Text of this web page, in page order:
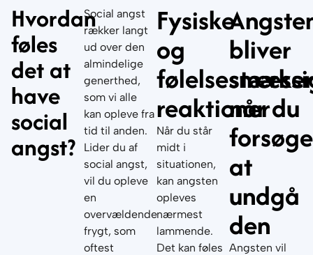
Hvordan
føles
det at
have
social
angst?
Social angst
rækker langt
ud over den
almindelige
generthed,
som vi alle
kan opleve fra
tid til anden.
Lider du af
social angst,
vil du opleve
en
overvældende
frygt, som
oftest
Fysiske
og
reaktioner
Når du står
midt i
situationen,
kan angsten
opleves
nærmest
lammende.
Det kan føles
bliver
når du
at
undgå
den
Angsten vil